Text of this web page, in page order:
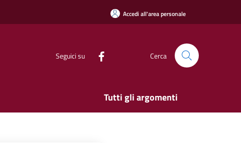
Accedi all'area personale
Seguici su Cerca
Tutti gli argomenti